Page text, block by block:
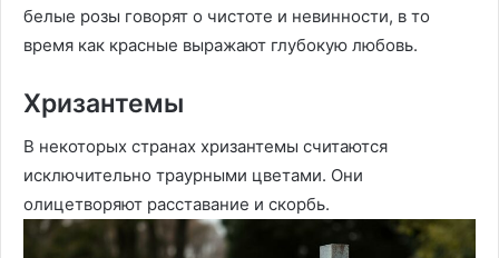
белые розы говорят о чистоте и невинности, в то
время как красные выражают глубокую любовь.
Хризантемы
В некоторых странах хризантемы считаются
исключительно траурными цветами. Они
олицетворяют расставание и скорбь.